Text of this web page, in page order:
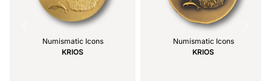
Numismatic Icons
KRIOS
Numismatic Icons
KRIOS